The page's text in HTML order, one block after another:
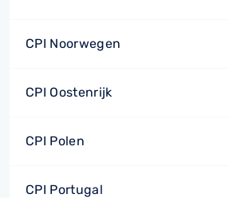
CPI Noorwegen
CPI Oostenrijk
CPI Polen
CPI Portugal